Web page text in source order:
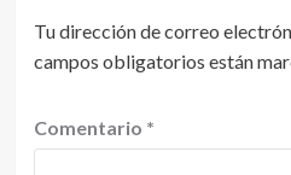
Tu dirección de correo
campos obligatorios están
Comentario *